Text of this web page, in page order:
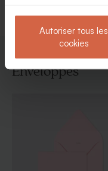
Autoriser tous les
cookies
Enveloppes